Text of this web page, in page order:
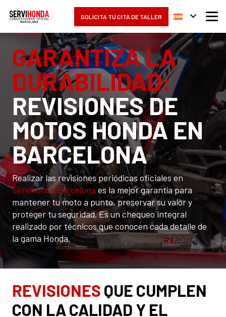
SOLICITA TU CITA DE TALLER
GARANTIZA LA
DURABILIDAD:
REVISIONES DE
MOTOS HONDA EN
BARCELONA
Realizar las revisiones periódicas oficiales en
Servihonda Barcelonaes la mejor garantía para
mantener tu moto a punto, preservar su valor y
proteger tu seguridad. Es un chequeo integral
realizado por técnicos que conocen cada detalle de
la gama Honda.
REVISIONES QUE CUMPLEN
CON LA CALIDAD Y EL